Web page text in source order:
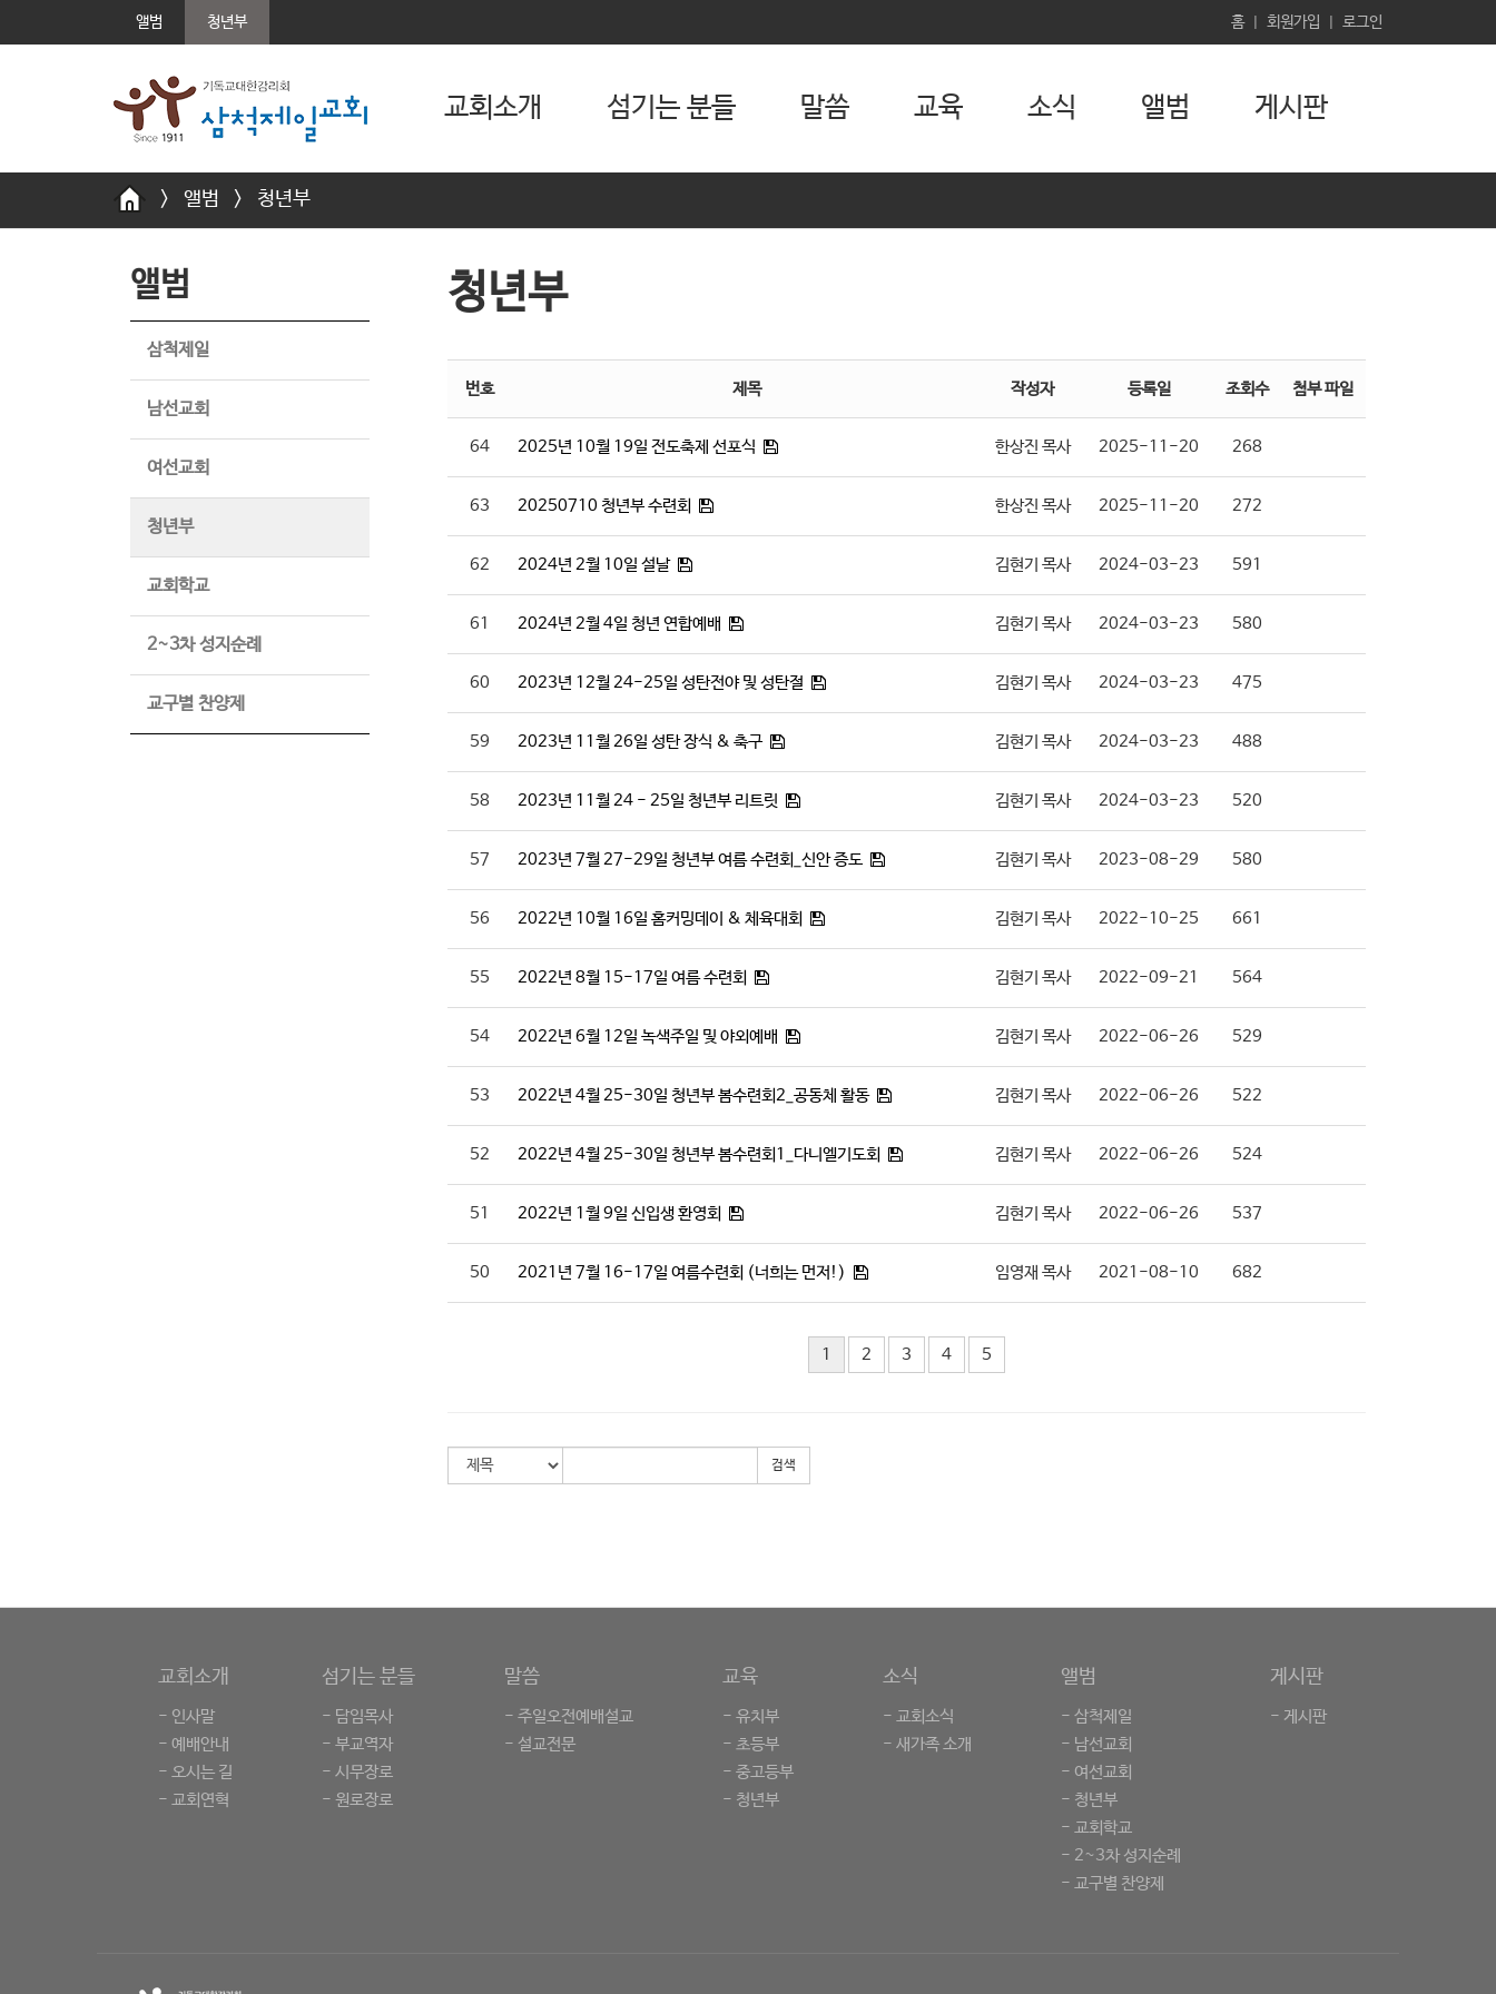
앨범 청년부 홈 회원가입 로그인
교회소개 섬기는 분들 말씀 교육 소식 앨범 게시판
> 앨범 > 청년부
앨범
삼척제일
남선교회
여선교회
청년부
교회학교
2~3차 성지순례
교구별 찬양제
청년부
번호 제목 작성자 등록일 조회수 첨부 파일
64 2025년 10월 19일 전도축제 선포식 한상진 목사 2025-11-20 268
63 20250710 청년부 수련회 한상진 목사 2025-11-20 272
62 2024년 2월 10일 설날 김현기 목사 2024-03-23 591
61 2024년 2월 4일 청년 연합예배 김현기 목사 2024-03-23 580
60 2023년 12월 24-25일 성탄전야 및 성탄절 김현기 목사 2024-03-23 475
59 2023년 11월 26일 성탄 장식 & 축구 김현기 목사 2024-03-23 488
58 2023년 11월 24 - 25일 청년부 리트릿 김현기 목사 2024-03-23 520
57 2023년 7월 27-29일 청년부 여름 수련회_신안 증도 김현기 목사 2023-08-29 580
56 2022년 10월 16일 홈커밍데이 & 체육대회 김현기 목사 2022-10-25 661
55 2022년 8월 15-17일 여름 수련회 김현기 목사 2022-09-21 564
54 2022년 6월 12일 녹색주일 및 야외예배 김현기 목사 2022-06-26 529
53 2022년 4월 25-30일 청년부 봄수련회2_공동체 활동 김현기 목사 2022-06-26 522
52 2022년 4월 25-30일 청년부 봄수련회1_다니엘기도회 김현기 목사 2022-06-26 524
51 2022년 1월 9일 신입생 환영회 김현기 목사 2022-06-26 537
50 2021년 7월 16-17일 여름수련회 (너희는 먼저!) 임영재 목사 2021-08-10 682
1 2 3 4 5
검색
교회소개
- 인사말
- 예배안내
- 오시는 길
- 교회연혁
섬기는 분들
- 담임목사
- 부교역자
- 시무장로
- 원로장로
말씀
- 주일오전예배설교
- 설교전문
교육
- 유치부
- 초등부
- 중고등부
- 청년부
소식
- 교회소식
- 새가족 소개
앨범
- 삼척제일
- 남선교회
- 여선교회
- 청년부
- 교회학교
- 2~3차 성지순례
- 교구별 찬양제
게시판
- 게시판